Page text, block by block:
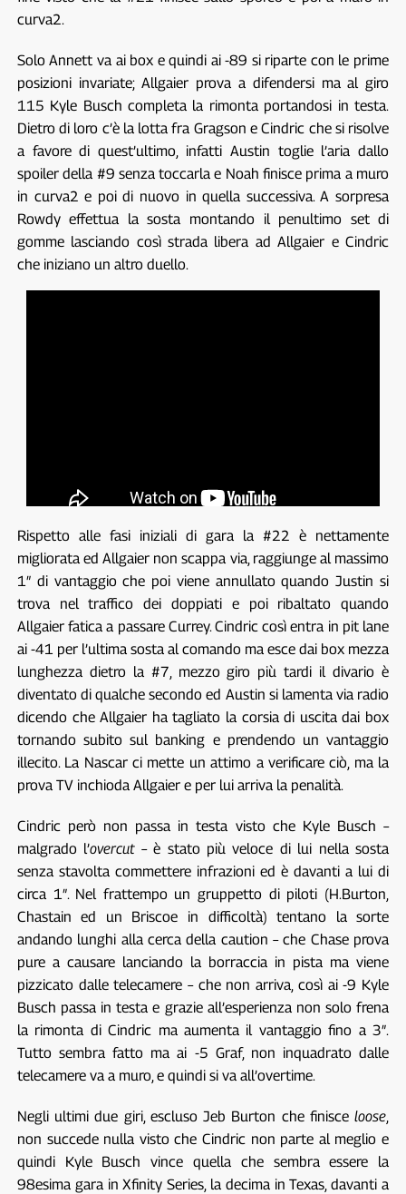
curva2.
Solo Annett va ai box e quindi ai -89 si riparte con le prime
posizioni invariate; Allgaier prova a difendersi ma al giro
115 Kyle Busch completa la rimonta portandosi in testa.
Dietro di loro c’è la lotta fra Gragson e Cindric che si risolve
a favore di quest’ultimo, infatti Austin toglie l’aria dallo
spoiler della #9 senza toccarla e Noah finisce prima a muro
in curva2 e poi di nuovo in quella successiva. A sorpresa
Rowdy effettua la sosta montando il penultimo set di
gomme lasciando così strada libera ad Allgaier e Cindric
che iniziano un altro duello.
Rispetto alle fasi iniziali di gara la #22 è nettamente
migliorata ed Allgaier non scappa via, raggiunge al massimo
1″ di vantaggio che poi viene annullato quando Justin si
trova nel traffico dei doppiati e poi ribaltato quando
Allgaier fatica a passare Currey. Cindric così entra in pit lane
ai -41 per l’ultima sosta al comando ma esce dai box mezza
lunghezza dietro la #7, mezzo giro più tardi il divario è
diventato di qualche secondo ed Austin si lamenta via radio
dicendo che Allgaier ha tagliato la corsia di uscita dai box
tornando subito sul banking e prendendo un vantaggio
illecito. La Nascar ci mette un attimo a verificare ciò, ma la
prova TV inchioda Allgaier e per lui arriva la penalità.
Cindric però non passa in testa visto che Kyle Busch –
malgrado l’overcut– è stato più veloce di lui nella sosta
senza stavolta commettere infrazioni ed è davanti a lui di
circa 1″. Nel frattempo un gruppetto di piloti (H.Burton,
Chastain ed un Briscoe in difficoltà) tentano la sorte
andando lunghi alla cerca della caution – che Chase prova
pure a causare lanciando la borraccia in pista ma viene
pizzicato dalle telecamere – che non arriva, così ai -9 Kyle
Busch passa in testa e grazie all’esperienza non solo frena
la rimonta di Cindric ma aumenta il vantaggio fino a 3″.
Tutto sembra fatto ma ai -5 Graf, non inquadrato dalle
telecamere va a muro, e quindi si va all’overtime.
Negli ultimi due giri, escluso Jeb Burton che finisceloose,
non succede nulla visto che Cindric non parte al meglio e
quindi Kyle Busch vince quella che sembra essere la
98esima gara in Xfinity Series, la decima in Texas, davanti a